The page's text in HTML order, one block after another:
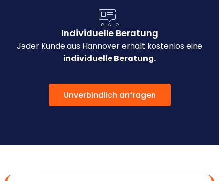
Individuelle Beratung
Jeder Kunde aus Hannover erhält kostenlos eine
individuelle Beratung.
Unverbindlich anfragen